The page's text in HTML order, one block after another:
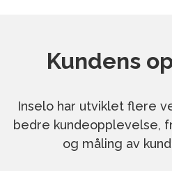
Kundens
Inselo har utviklet flere
bedre kundeopplevelse,
og måling av